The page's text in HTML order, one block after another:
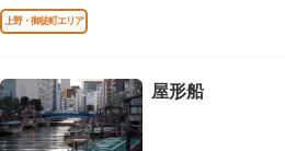
上野・御徒町エリア
屋形船